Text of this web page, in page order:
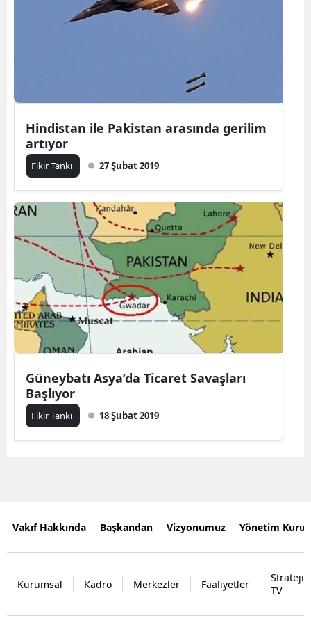
Hindistan ile Pakistan arasında gerilim
artıyor
Fikir Tankı 27 Şubat 2019
Güneybatı Asya’da Ticaret Savaşları
Başlıyor
Fikir Tankı 18 Şubat 2019
Vakıf Hakkında Başkandan Vizyonumuz Yönetim
Kurumsal Kadro Merkezler Faaliyetler
Strateji
TV